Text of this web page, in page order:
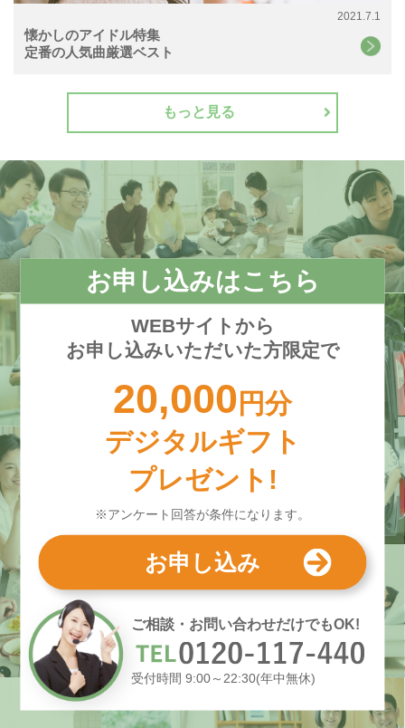
2021.7.1
懐かしのアイドル特集
定番の人気曲厳選ベスト
もっと見る
お申し込みはこちら
WEBサイトから
お申し込みいただいた方限定で
20,000 円分
デジタルギフト
プレゼント!
※アンケート回答が条件になります。
お申し込み
ご相談・お問い合わせだけでもOK!
受付時間 9:00～22:30(年中無休)